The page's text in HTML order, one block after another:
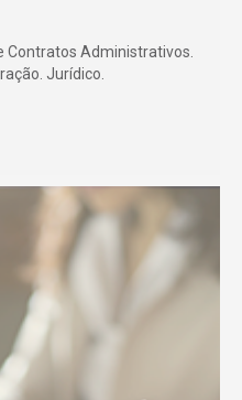
Contratos Administrativos.
Jurídico.